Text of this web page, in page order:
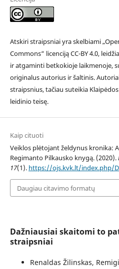
Atskiri straipsniai yra skelbiami
Commons“ licenciją CC-BY 4.0,
ir atgaminti betkokioje laikmenoje,
originalus autorius ir šaltinis.
straipsnius, tačiau suteikia
leidinio teisę.
Kaip cituoti
Veiklos plėtojant želdynus kronika:
Regimanto Pilkausko knygą. (2020).
17(1). https://ojs.kvk.lt/index.php/
Daugiau citavimo formatų
Dažniausiai skaitomi to
straipsniai
Renaldas Žilinskas,